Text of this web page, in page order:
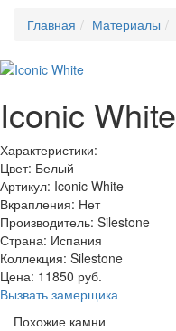
Главная
Материалы
Iconic White
Характеристики:
Цвет: Белый
Артикул: Iconic White
Вкрапления: Нет
Производитель: Silestone
Страна: Испания
Коллекция: Silestone
Цена: 11850 руб.
Вызвать замерщика
Похожие камни